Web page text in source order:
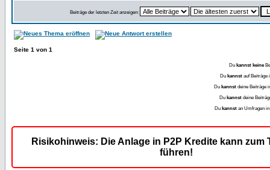
Beiträge der letzten Zeit anzeigen:
Seite 1 von 1
Du kannst keine
Du kannst auf Beiträge
Du kannst deine Beiträge
Du kannst deine
Du kannst an Umfragen
Risikohinweis: Die Anlage in P2P Kredite kann zum
führen!